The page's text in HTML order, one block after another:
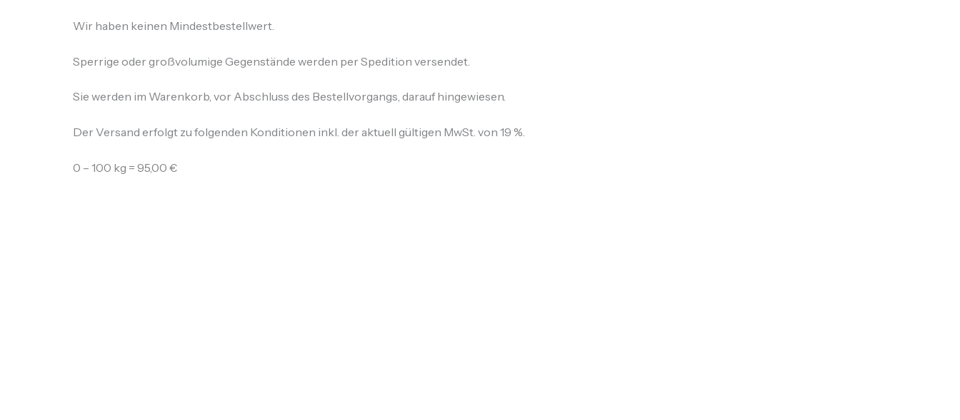
Wir haben keinen Mindestbestellwert.
Sperrige oder großvolumige Gegenstände werden per Spedition versendet.
Sie werden im Warenkorb, vor Abschluss des Bestellvorgangs, darauf hingewiesen.
Der Versand erfolgt zu folgenden Konditionen inkl. der aktuell gültigen MwSt. von 19 %.
0 – 100 kg = 95,00 €